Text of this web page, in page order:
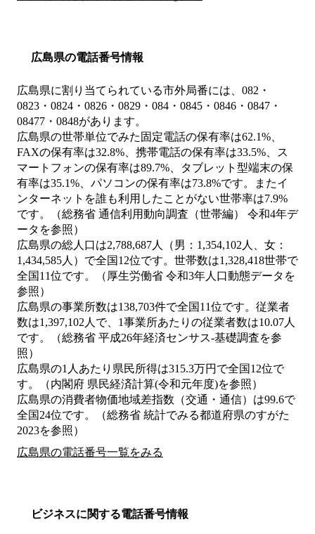
広島県の電話番号情報
広島県に割り当てられている市外局番には、082・
0823・0824・0826・0829・084・0845・0846・0847・
08477・0848があります。
広島県の世帯単位でみた固定電話の保有率は62.1%、
FAXの保有率は32.8%、携帯電話の保有率は33.5%、ス
マートフォンの保有率は89.7%、タブレット型端末の保
有率は35.1%、パソコンの保有率は73.8%です。またイ
ンターネットを誰も利用したことがない世帯率は7.9%
です。（総務省 通信利用動向調査（世帯編） 令和4年デ
ータを参照）
広島県の総人口は2,788,687人（男：1,354,102人、女：
1,434,585人）で全国12位です。世帯数は1,328,418世帯で
全国11位です。（厚生労働省 令和3年人口動態データを
参照）
広島県の事業所数は138,703件で全国11位です。従業者
数は1,397,102人で、1事業所あたりの従業者数は10.07人
です。（総務省 平成26年経済センサス‐基礎調査を参
照）
広島県の1人あたり県民所得は315.3万円で全国12位で
す。（内閣府 県民経済計算(令和元年度)を参照）
広島県の消費者物価地域差指数（交通・通信）は99.6で
全国24位です。（総務省 統計でみる都道府県のすがた
2023を参照）
広島県の電話番号一覧をみる
ビジネスに関する電話番号情報